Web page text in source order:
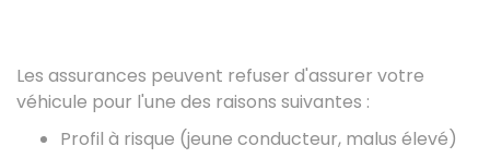
Les assurances peuvent refuser d'assurer votre
véhicule pour l'une des raisons suivantes :
Profil à risque (jeune conducteur, malus élevé)